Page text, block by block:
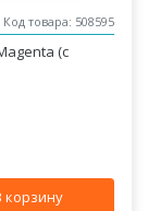
Код товара: 508595
(с
корзину